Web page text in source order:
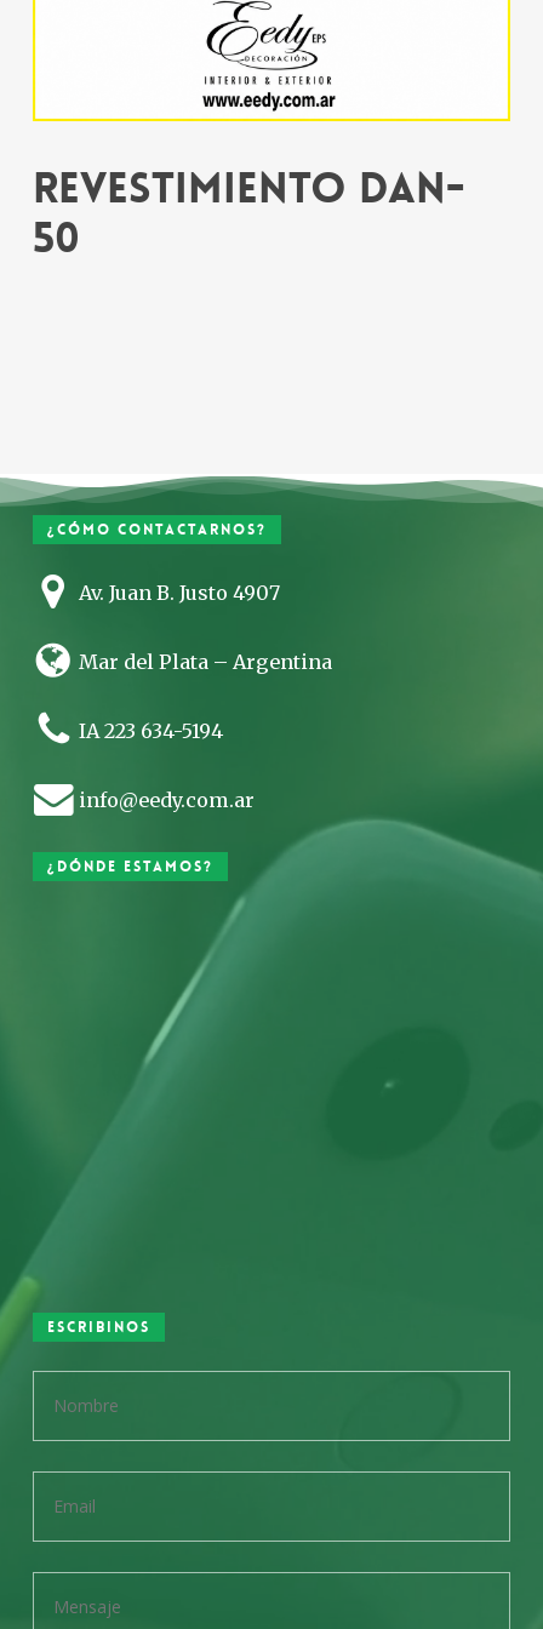
Revestimiento DAN-
50
¿Cómo contactarnos?
Av. Juan B. Justo 4907
Mar del Plata – Argentina
IA 223 634-5194
info@eedy.com.ar
¿Dónde estamos?
Escribinos